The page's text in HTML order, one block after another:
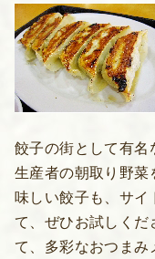
餃子の街として有
生産者の朝取り野
味しい餃子も、サイ
て、ぜひお試しくだ
て、多彩なおつま